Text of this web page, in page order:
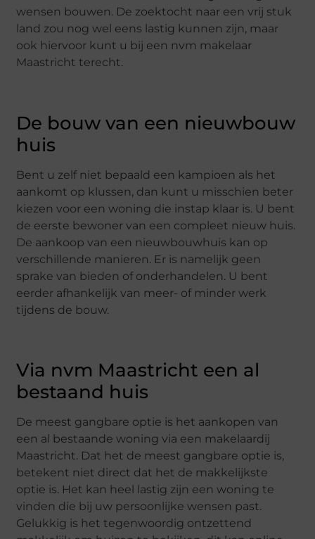
wensen bouwen. De zoektocht naar een vrij stuk
land zou nog wel eens lastig kunnen zijn, maar
ook hiervoor kunt u bij een nvm makelaar
Maastricht terecht.
De bouw van een nieuwbouw
huis
Bent u zelf niet bepaald een kampioen als het
aankomt op klussen, dan kunt u misschien beter
kiezen voor een woning die instap klaar is. U bent
de eerste bewoner van een compleet nieuw huis.
De aankoop van een nieuwbouwhuis kan op
verschillende manieren. Er is namelijk geen
sprake van bieden of onderhandelen. U bent
eerder afhankelijk van meer- of minder werk
tijdens de bouw.
Via nvm Maastricht een al
bestaand huis
De meest gangbare optie is het aankopen van
een al bestaande woning via een makelaardij
Maastricht. Dat het de meest gangbare optie is,
betekent niet direct dat het de makkelijkste
optie is. Het kan heel lastig zijn een woning te
vinden die bij uw persoonlijke wensen past.
Gelukkig is het tegenwoordig ontzettend